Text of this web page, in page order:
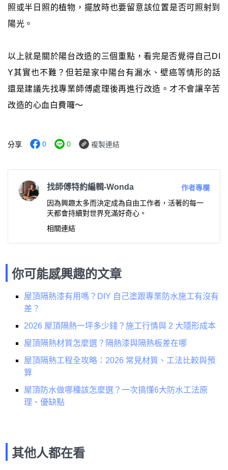
照或半日照的植物，擺放時也要留意該位置是否可照射到
陽光。
以上就是關於陽台改造的三個重點，看完是否覺得自己DI
Y其實也不難？但若是家中陽台有漏水、壁癌等情形的話
還是建議先找專業師傅處理後再進行改造。才不會讓辛苦
改造的心血白費囉～
分享 0 0 複製連結
找師傅特約編輯-Wonda
作者專欄
因為興趣太多而決定成為自由工作者，活著的每一
天都會持續對世界充滿好奇心。
相關連結
你可能感興趣的文章
屋頂隔熱漆有用嗎？DIY 自己塗跟專業防水施工有沒有
差？
2026 屋頂隔熱一坪多少錢？施工行情與 2 大隱形成本
屋頂隔熱材質怎麼選？隔熱漆與隔熱板差在哪
屋頂隔熱工程全攻略：2026 常見材質、工法比較與預
算
屋頂防水做哪種該怎麼選？一次搞懂6大防水工法原
理、優缺點
其他人都在看